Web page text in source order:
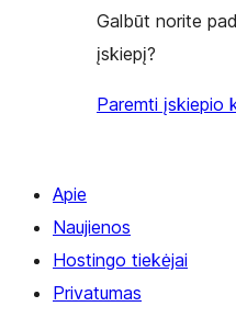
Galbūt norite
įskiepį?
Paremti įskiepio
Apie
Naujienos
Hostingo tiekėjai
Privatumas